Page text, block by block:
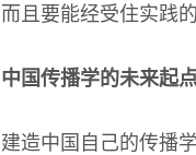
而且要能经受住实践
中国传播学的未来起
建造中国自己的传播